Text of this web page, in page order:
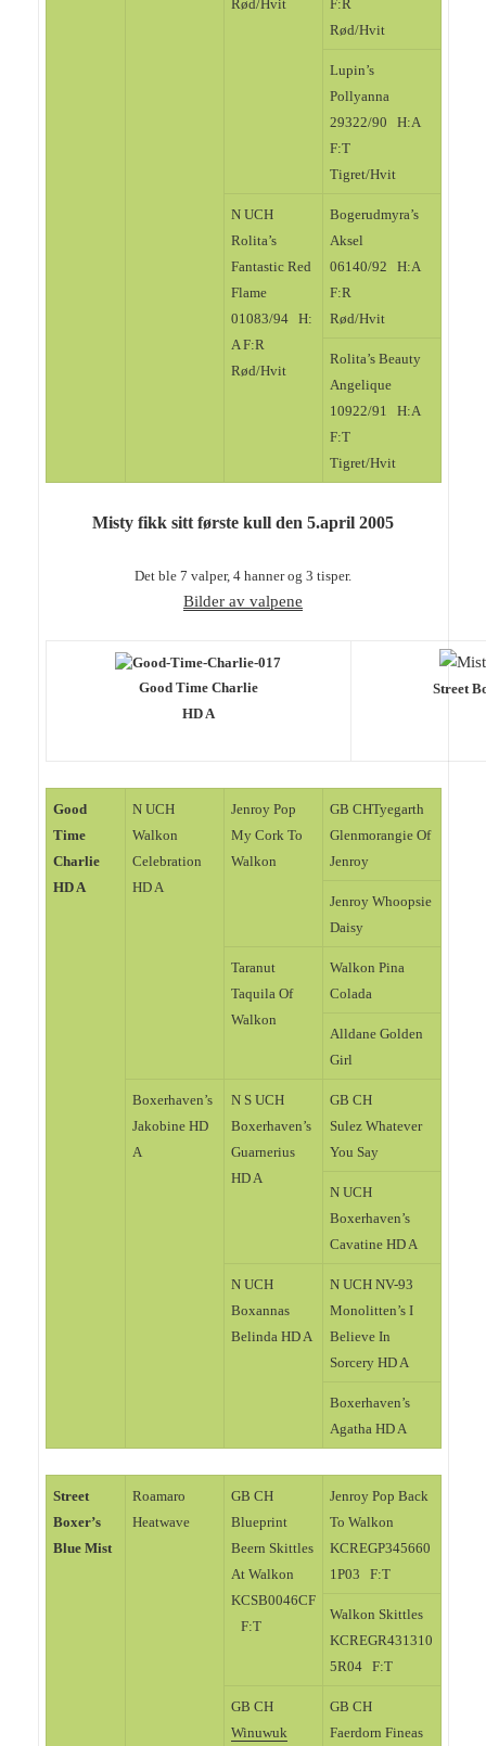
Rød/Hvit
F:R
Rød/Hvit
Lupin’s
Pollyanna
29322/90 H:A
F:T
Tigret/Hvit
N UCH
Rolita’s
Fantastic Red
Flame
01083/94 H:
A F:R
Rød/Hvit
Bogerudmyra’s
Aksel
06140/92 H:A
F:R
Rød/Hvit
Rolita’s Beauty
Angelique
10922/91 H:A
F:T
Tigret/Hvit
Misty fikk sitt første kull den 5.april 2005
Det ble 7 valper, 4 hanner og 3 tisper.
Bilder av valpene
Good Time Charlie
HD A
Street
Good
Time
Charlie
HD A
N UCH
Walkon
Celebration
HD A
Jenroy Pop
My Cork To
Walkon
GB CHTyegarth
Glenmorangie Of
Jenroy
Jenroy Whoopsie
Daisy
Taranut
Taquila Of
Walkon
Walkon Pina
Colada
Alldane Golden
Girl
Boxerhaven’s
Jakobine HD
A
N S UCH
Boxerhaven’s
Guarnerius
HD A
GB CH
Sulez Whatever
You Say
N UCH
Boxerhaven’s
Cavatine HD A
N UCH
Boxannas
Belinda HD A
N UCH NV-93
Monolitten’s I
Believe In
Sorcery HD A
Boxerhaven’s
Agatha HD A
Street
Boxer’s
Blue Mist
Roamaro
Heatwave
GB CH
Blueprint
Beern Skittles
At Walkon
KCSB0046CF
F:T
Jenroy Pop Back
To Walkon
KCREGP345660
1P03 F:T
Walkon Skittles
KCREGR431310
5R04 F:T
GB CH
Winuwuk
GB CH
Faerdorn Fineas